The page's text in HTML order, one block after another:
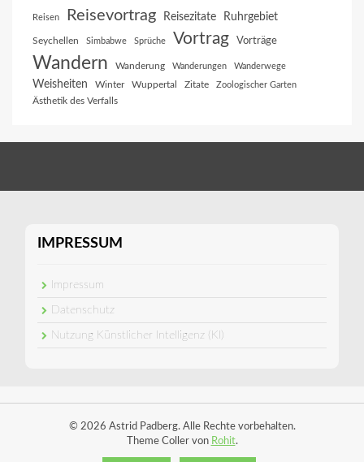
Reisen Reisevortrag Reisezitate Ruhrgebiet
Seychellen Simbabwe Sprüche Vortrag Vorträge
Wandern Wanderung Wanderungen Wanderwege
Weisheiten Winter Wuppertal Zitate Zoologischer Garten
Ästhetik des Verfalls
IMPRESSUM
Impressum
Datenschutz
Nutzung Künstlicher Intelligenz (KI)
© 2026 Astrid Padberg. Alle Rechte vorbehalten.
Theme Coller von Rohit.